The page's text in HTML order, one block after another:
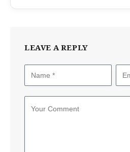
LEAVE A REPLY